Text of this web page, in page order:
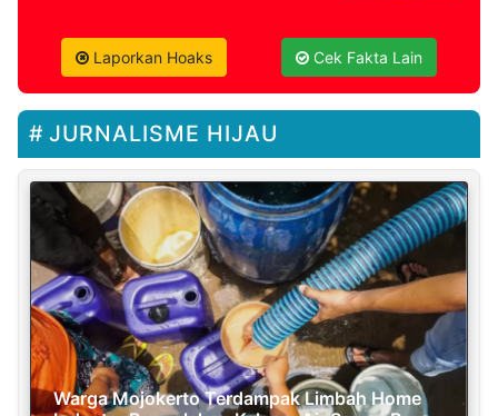
Laporkan Hoaks Cek Fakta Lain
JURNALISME HIJAU
Warga Mojokerto Terdampak Limbah Home